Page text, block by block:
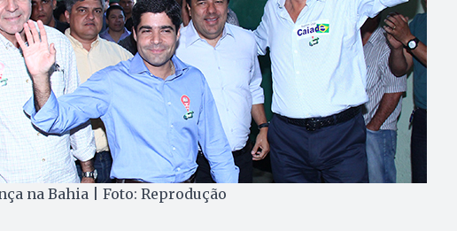
na Bahia | Foto: Reprodução